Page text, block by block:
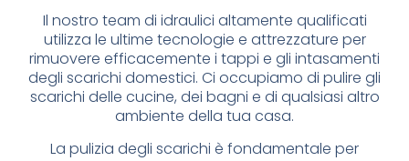
Il nostro team di idraulici altamente qualificati
utilizza le ultime tecnologie e attrezzature per
rimuovere efficacemente i tappi e gli intasamenti
degli scarichi domestici. Ci occupiamo di pulire gli
scarichi delle cucine, dei bagni e di qualsiasi altro
ambiente della tua casa.
La pulizia degli scarichi è fondamentale per